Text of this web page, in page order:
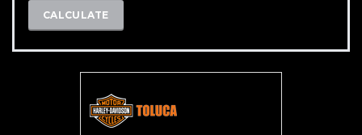
CALCULATE